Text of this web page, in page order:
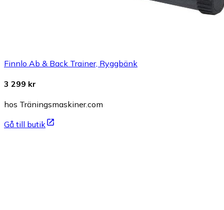
Finnlo Ab & Back Trainer, Ryggbänk
3 299 kr
hos Träningsmaskiner.com
Gå till butik